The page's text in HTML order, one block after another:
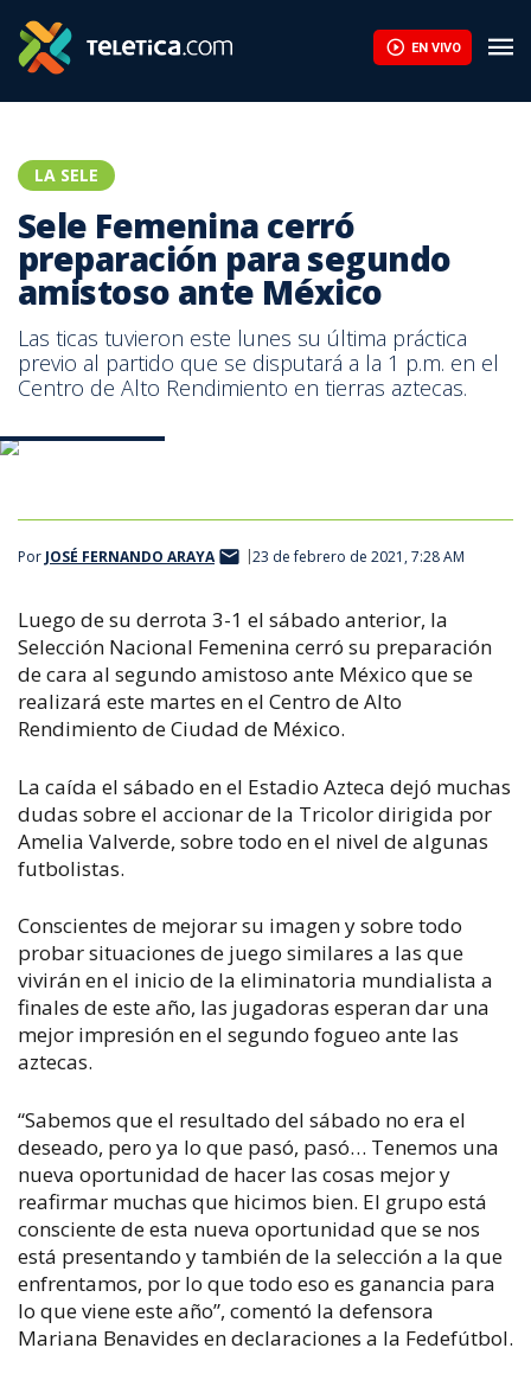
EN VIVO
LA SELE
Sele Femenina cerró
preparación para segundo
amistoso ante México
Las ticas tuvieron este lunes su última práctica
previo al partido que se disputará a la 1 p.m. en el
Centro de Alto Rendimiento en tierras aztecas.
Por JOSÉ FERNANDO ARAYA 23 de febrero de 2021, 7:28 AM
Luego de su derrota 3-1 el sábado anterior, la
Selección Nacional Femenina cerró su preparación
de cara al segundo amistoso ante México que se
realizará este martes en el Centro de Alto
Rendimiento de Ciudad de México.
La caída el sábado en el Estadio Azteca dejó muchas
dudas sobre el accionar de la Tricolor dirigida por
Amelia Valverde, sobre todo en el nivel de algunas
futbolistas.
Conscientes de mejorar su imagen y sobre todo
probar situaciones de juego similares a las que
vivirán en el inicio de la eliminatoria mundialista a
finales de este año, las jugadoras esperan dar una
mejor impresión en el segundo fogueo ante las
aztecas.
“Sabemos que el resultado del sábado no era el
deseado, pero ya lo que pasó, pasó… Tenemos una
nueva oportunidad de hacer las cosas mejor y
reafirmar muchas que hicimos bien. El grupo está
consciente de esta nueva oportunidad que se nos
está presentando y también de la selección a la que
enfrentamos, por lo que todo eso es ganancia para
lo que viene este año”, comentó la defensora
Mariana Benavides en declaraciones a la Fedefútbol.